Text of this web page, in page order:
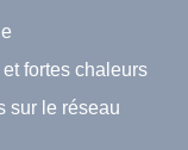
fortes chaleurs
sur le réseau